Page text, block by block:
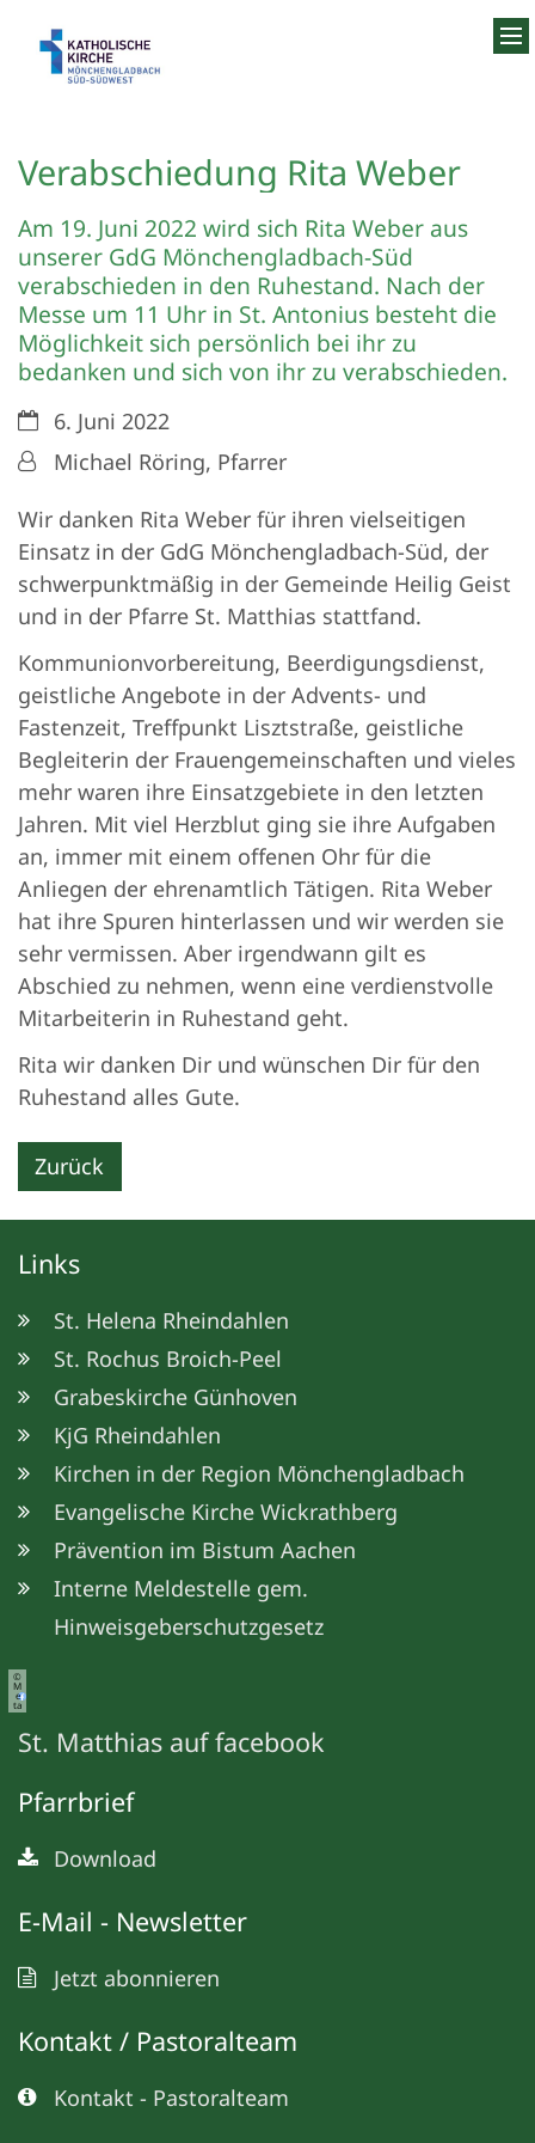
Verabschiedung Rita Weber
Am 19. Juni 2022 wird sich Rita Weber aus
unserer GdG Mönchengladbach-Süd
verabschieden in den Ruhestand. Nach der
Messe um 11 Uhr in St. Antonius besteht die
Möglichkeit sich persönlich bei ihr zu
bedanken und sich von ihr zu verabschieden.
Datum:6. Juni 2022
Von:Michael Röring, Pfarrer
Wir danken Rita Weber für ihren vielseitigen
Einsatz in der GdG Mönchengladbach-Süd, der
schwerpunktmäßig in der Gemeinde Heilig Geist
und in der Pfarre St. Matthias stattfand.
Kommunionvorbereitung, Beerdigungsdienst,
geistliche Angebote in der Advents- und
Fastenzeit, Treffpunkt Lisztstraße, geistliche
Begleiterin der Frauengemeinschaften und vieles
mehr waren ihre Einsatzgebiete in den letzten
Jahren. Mit viel Herzblut ging sie ihre Aufgaben
an, immer mit einem offenen Ohr für die
Anliegen der ehrenamtlich Tätigen. Rita Weber
hat ihre Spuren hinterlassen und wir werden sie
sehr vermissen. Aber irgendwann gilt es
Abschied zu nehmen, wenn eine verdienstvolle
Mitarbeiterin in Ruhestand geht.
Rita wir danken Dir und wünschen Dir für den
Ruhestand alles Gute.
Zurück
Links
St. Helena Rheindahlen
St. Rochus Broich-Peel
Grabeskirche Günhoven
KjG Rheindahlen
Kirchen in der Region Mönchengladbach
Evangelische Kirche Wickrathberg
Prävention im Bistum Aachen
Interne Meldestelle gem.
Hinweisgeberschutzgesetz
©
M
e
ta
St. Matthias auf facebook
Pfarrbrief
Download
E-Mail - Newsletter
Jetzt abonnieren
Kontakt / Pastoralteam
Kontakt - Pastoralteam